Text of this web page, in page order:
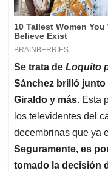
Se trata de Loquito
Sánchez brilló junto
Giraldo y más. Esta
los televidentes del
decembrinas que ya
Seguramente, es
tomado la decisión